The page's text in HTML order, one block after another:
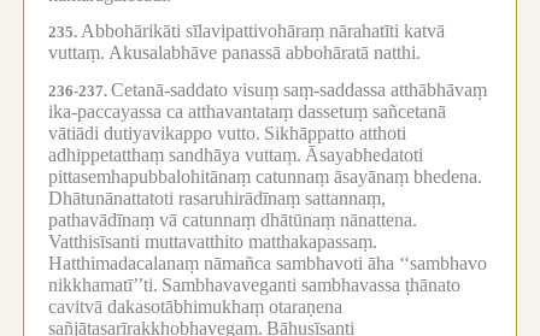
235. Abbohārikāti sīlavipattivohāraṃ nārahatīti katvā
vuttaṃ. Akusalabhāve panassā abbohāratā natthi.
236-237. Cetanā-saddato visuṃ saṃ-saddassa atthābhāvaṃ
ika-paccayassa ca atthavantataṃ dassetuṃ sañcetanā
vātiādi dutiyavikappo vutto. Sikhāppatto atthoti
adhippetatthaṃ sandhāya vuttaṃ. Āsayabhedatoti
pittasemhapubbalohitānaṃ catunnaṃ āsayānaṃ bhedena.
Dhātunānattatoti rasaruhirādīnaṃ sattannaṃ,
pathavādīnaṃ vā catunnaṃ dhātūnaṃ nānattena.
Vatthisīsanti muttavatthito matthakapassaṃ.
Hatthimadacalanaṃ nāmañca sambhavoti āha ‘‘sambhavo
nikkhamatī’’ti. Sambhavaveganti sambhavassa ṭhānato
cavitvā dakasotābhimukhaṃ otaraṇena
sañjātasarīrakkhobhavegaṃ. Bāhusīsanti